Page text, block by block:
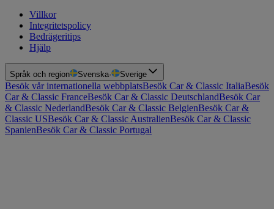
Villkor
Integritetspolicy
Bedrägeritips
Hjälp
Språk och region Svenska· Sverige
Besök vår internationella webbplatsBesök Car & Classic ItaliaBesök
Car & Classic FranceBesök Car & Classic DeutschlandBesök Car
& Classic NederlandBesök Car & Classic BelgienBesök Car &
Classic USBesök Car & Classic AustralienBesök Car & Classic
SpanienBesök Car & Classic Portugal